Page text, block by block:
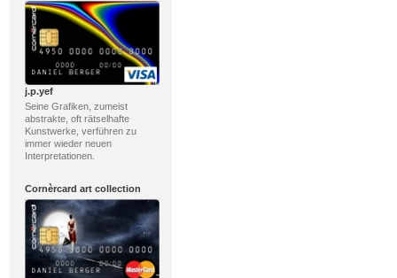
j.p.yef
Seine Grafiken, zumeist
abstrakte, oft rätselhafte
Kunstwerke, verführen zu
immer wieder neuen
Interpretationen.
Cornèrcard art collection